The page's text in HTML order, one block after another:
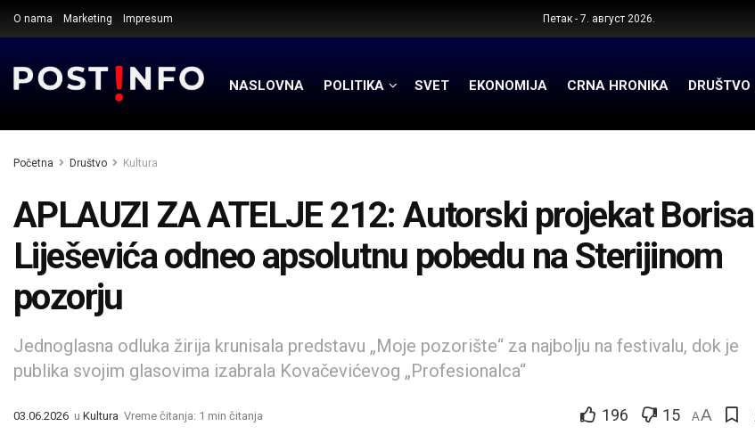
O nama Marketing Impresum Петак - 7. август 2026.
NASLOVNA POLITIKA SVET EKONOMIJA CRNA HRONIKA DRUŠTVO
Početna Društvo Kultura
APLAUZI ZA ATELJE 212: Autorski projekat Borisa
Liješevića odneo apsolutnu pobedu na Sterijinom
pozorju
Jednoglasna odluka žirija krunisala predstavu „Moje pozorište“ za najbolju na festivalu, dok je
publika svojim glasovima izabrala Kovačevićevog „Profesionalca“
03.06.2026 u Kultura Vreme čitanja: 1 min čitanja 196 15 AA